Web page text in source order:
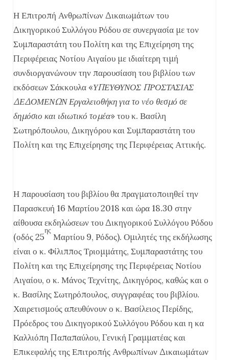
Η Επιτροπή Ανθρωπίνων Δικαιωμάτων του
Δικηγορικού Συλλόγου Ρόδου σε συνεργασία με τον
Συμπαραστάτη του Πολίτη και της Επιχείρηση της
Περιφέρειας Νοτίου Αιγαίου με ιδιαίτερη τιμή
συνδιοργανώνουν την παρουσίαση του βιβλίου των
εκδόσεων Σάκκουλα «ΥΠΕΥΘΥΝΟΣ ΠΡΟΣΤΑΣΙΑΣ
ΔΕΔΟΜΕΝΩΝ Εργαλειοθήκη για το νέο θεσμό σε
δημόσιο και ιδιωτικό τομέα» του κ. Βασίλη
Σωτηρόπουλου, Δικηγόρου και Συμπαραστάτη του
Πολίτη και της Επιχείρησης της Περιφέρειας Αττικής.
Η παρουσίαση του βιβλίου θα πραγματοποιηθεί την
Παρασκευή 16 Μαρτίου 2018 και ώρα 18.30 στην
αίθουσα εκδηλώσεων του Δικηγορικού Συλλόγου Ρόδου
(οδός 25
ης
Μαρτίου 9, Ρόδος). Ομιλητές της εκδήλωσης
είναι ο κ. Φίλιππος Τριομμάτης, Συμπαραστάτης του
Πολίτη και της Επιχείρησης της Περιφέρειας Νοτίου
Αιγαίου, ο κ. Μάνος Τεχνίτης, Δικηγόρος, καθώς και ο
κ. Βασίλης Σωτηρόπουλος, συγγραφέας του βιβλίου.
Χαιρετισμούς απευθύνουν ο κ. Βασίλειος Περίδης,
Πρόεδρος του Δικηγορικού Συλλόγου Ρόδου και η κα
Καλλιόπη Παπαπαύλου, Γενική Γραμματέας και
Επικεφαλής της Επιτροπής Ανθρωπίνων Δικαιωμάτων